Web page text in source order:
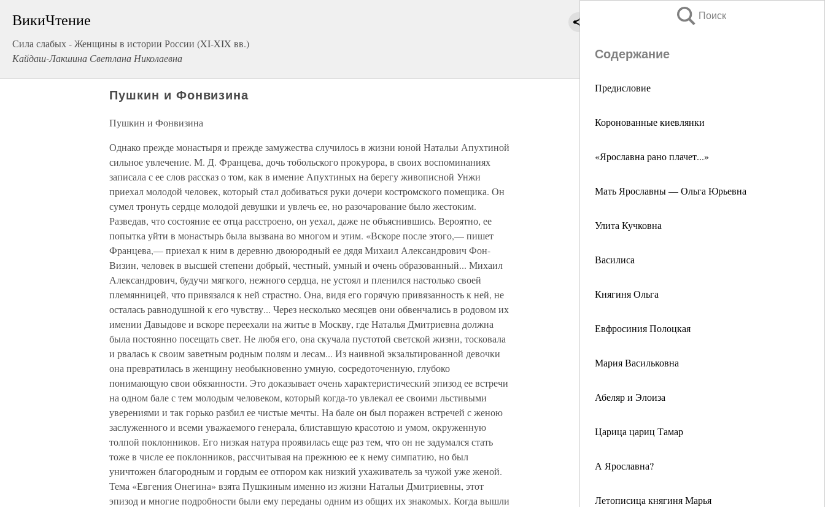
ВикиЧтение
Сила слабых - Женщины в истории России (XI-XIX вв.)
Кайдаш-Лакшина Светлана Николаевна
Поиск
Содержание
Предисловие
Коронованные киевлянки
«Ярославна рано плачет...»
Мать Ярославны — Ольга Юрьевна
Улита Кучковна
Василиса
Княгиня Ольга
Евфросиния Полоцкая
Мария Васильковна
Абеляр и Элоиза
Царица цариц Тамар
А Ярославна?
Летописица княгиня Марья
Пушкин и Фонвизина
Пушкин и Фонвизина
Однако прежде монастыря и прежде замужества случилось в жизни юной Натальи Апухтиной
сильное увлечение. М. Д. Францева, дочь тобольского прокурора, в своих воспоминаниях
записала с ее слов рассказ о том, как в имение Апухтиных на берегу живописной Унжи
приехал молодой человек, который стал добиваться руки дочери костромского помещика. Он
сумел тронуть сердце молодой девушки и увлечь ее, но разочарование было жестоким.
Разведав, что состояние ее отца расстроено, он уехал, даже не объяснившись. Вероятно, ее
попытка уйти в монастырь была вызвана во многом и этим. «Вскоре после этого,— пишет
Францева,— приехал к ним в деревню двоюродный ее дядя Михаил Александрович Фон-
Визин, человек в высшей степени добрый, честный, умный и очень образованный... Михаил
Александрович, будучи мягкого, нежного сердца, не устоял и пленился настолько своей
племянницей, что привязался к ней страстно. Она, видя его горячую привязанность к ней, не
осталась равнодушной к его чувству... Через несколько месяцев они обвенчались в родовом их
имении Давыдове и вскоре переехали на житье в Москву, где Наталья Дмитриевна должна
была постоянно посещать свет. Не любя его, она скучала пустотой светской жизни, тосковала
и рвалась к своим заветным родным полям и лесам... Из наивной экзальтированной девочки
она превратилась в женщину необыкновенно умную, сосредоточенную, глубоко
понимающую свои обязанности. Это доказывает очень характеристический эпизод ее встречи
на одном бале с тем молодым человеком, который когда-то увлекал ее своими льстивыми
уверениями и так горько разбил ее чистые мечты. На бале он был поражен встречей с женою
заслуженного и всеми уважаемого генерала, блиставшую красотою и умом, окруженную
толпой поклонников. Его низкая натура проявилась еще раз тем, что он не задумался стать
тоже в числе ее поклонников, рассчитывая на прежнюю ее к нему симпатию, но был
уничтожен благородным и гордым ее отпором как низкий ухаживатель за чужой уже женой.
Тема «Евгения Онегина» взята Пушкиным именно из жизни Натальи Дмитриевны, этот
эпизод и многие подробности были ему переданы одним из общих их знакомых. Когда вышли